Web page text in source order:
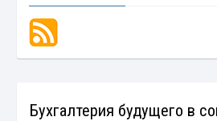
Бухгалтерия будущего в